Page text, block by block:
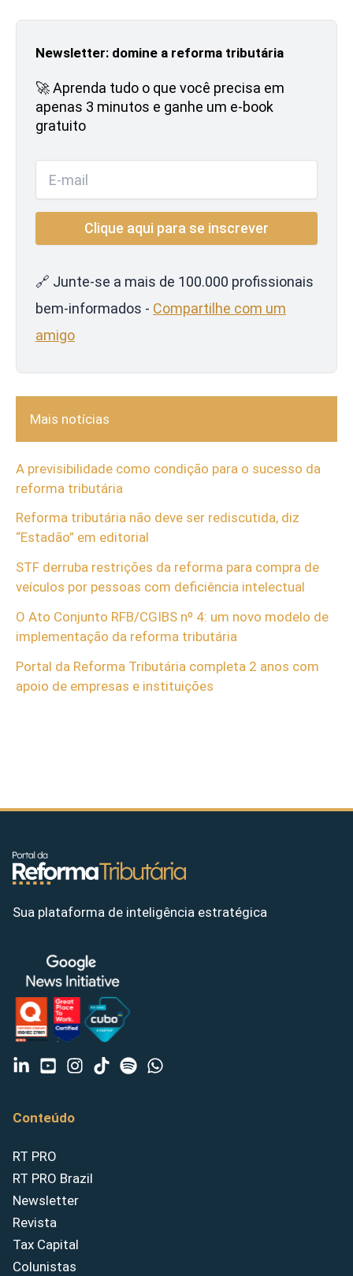
Newsletter: domine a reforma tributária
🚀 Aprenda tudo o que você precisa em
apenas 3 minutos e ganhe um e-book
gratuito
🔗 Junte-se a mais de 100.000 profissionais
bem-informados - Compartilhe com um
amigo
Mais notícias
A previsibilidade como condição para o sucesso da
reforma tributária
Reforma tributária não deve ser rediscutida, diz
“Estadão” em editorial
STF derruba restrições da reforma para compra de
veículos por pessoas com deficiência intelectual
O Ato Conjunto RFB/CGIBS nº 4: um novo modelo de
implementação da reforma tributária
Portal da Reforma Tributária completa 2 anos com
apoio de empresas e instituições
Sua plataforma de inteligência estratégica
Conteúdo
RT PRO
RT PRO Brazil
Newsletter
Revista
Tax Capital
Colunistas